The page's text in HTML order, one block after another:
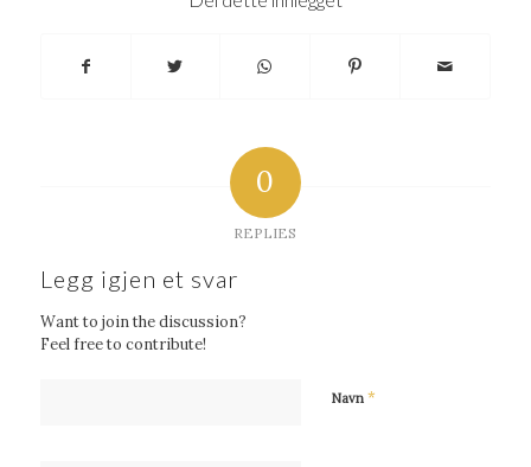
0
REPLIES
Legg igjen et svar
Want to join the discussion?
Feel free to contribute!
Navn *